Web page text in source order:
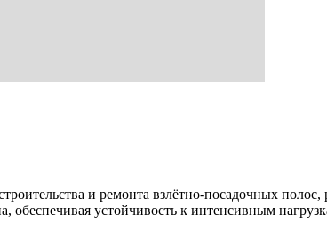
и ремонта взлётно-посадочных
обеспечивая устойчивость к интенсивным